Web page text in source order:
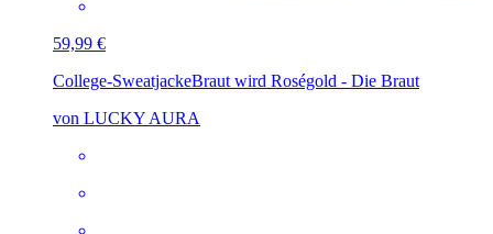
59,99 €
College-SweatjackeBraut wird Roségold - Die Braut
von LUCKY AURA